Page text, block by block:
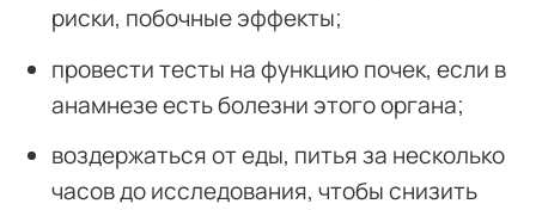
риски, побочные эффекты;
провести тесты на функцию почек, если в
анамнезе есть болезни этого органа;
воздержаться от еды, питья за несколько
часов до исследования, чтобы снизить